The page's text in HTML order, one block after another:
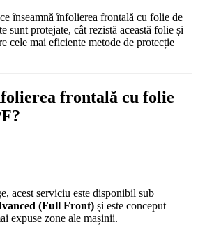
înseamnă înfolierea frontală cu folie de
sunt protejate, cât rezistă această folie și
cele mai eficiente metode de protecție
frontală cu folie
acest serviciu este disponibil sub
(Full Front) și este conceput
expuse zone ale mașinii.